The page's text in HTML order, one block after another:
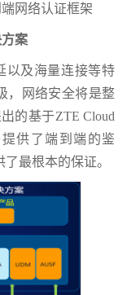
网络认证框架
案
以及海量连接等特
，网络安全将是整
的基于ZTE Cloud
供了端到端的鉴
最根本的保证。